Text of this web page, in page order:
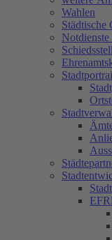
Wahlen
Städtische
Notdienste